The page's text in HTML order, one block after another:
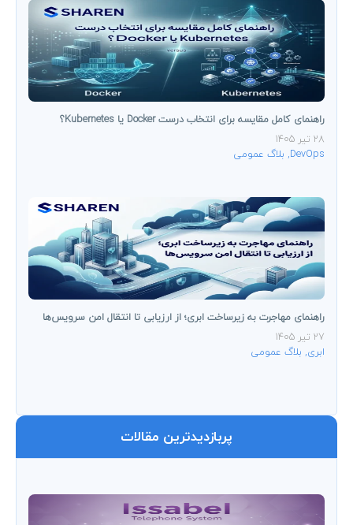
راهنمای کامل مقایسه برای انتخاب درست Docker یا Kubernetes؟
28 تیر 1405
DevOps
, بلاگ عمومی
راهنمای مهاجرت به زیرساخت ابری؛ از ارزیابی تا انتقال امن سرویس‌ها
27 تیر 1405
ابری, بلاگ عمومی
پربازدیدترین مقالات